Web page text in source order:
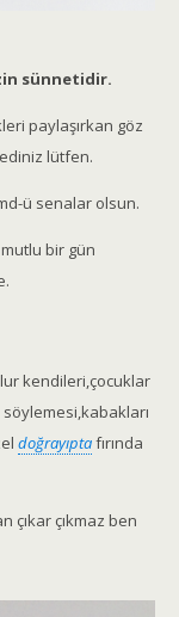
sünnetidir.
paylaşırkan göz
lütfen.
ü senalar olsun.
bir gün
kendileri,çocuklar
doğrayıptafırında
çıkar çıkmaz ben